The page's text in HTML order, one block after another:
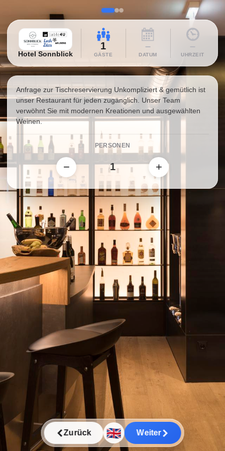
Hotel Sonnblick
1
GÄSTE
–
DATUM
–
UHRZEIT
Anfrage zur Tischreservierung Unkompliziert & gemütlich ist
unser Restaurant für jeden zugänglich. Unser Team
verwöhnt Sie mit modernen Kreationen und ausgewählten
Weinen.
PERSONEN
− +
Zurück 🇬🇧 Weiter